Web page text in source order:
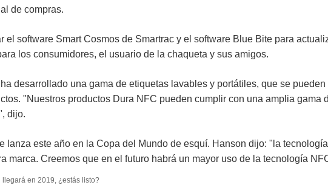
Controlador de
independiente
de compras.
el software Smart Cosmos de Smartrac y el software Blue Bite para
los consumidores, el usuario de la chaqueta y sus amigos.
desarrollado una gama de etiquetas lavables y portátiles, que se
"Nuestros productos Dura NFC pueden cumplir con una amplia gama
dijo.
lanza este año en la Copa del Mundo de esquí. Hanson dijo: "la
marca. Creemos que en el futuro habrá un mayor uso de la tecnología
llegará en 2019, ¿estás listo?